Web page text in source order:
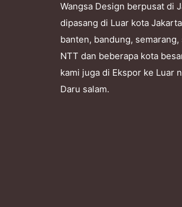
Wangsa Design berpusat di
dipasang di Luar kota
banten, bandung,
NTT dan beberapa kota
kami juga di Ekspor ke Luar
Daru salam.